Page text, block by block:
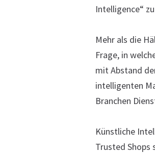
Intelligence“
Mehr als die
Frage, in
mit Abstand
intelligenten
Branchen
Künstliche
Trusted Shops